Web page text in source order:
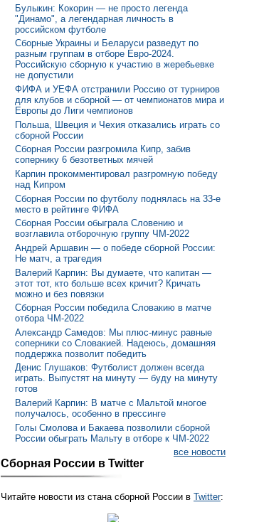
Булыкин: Кокорин — не просто легенда
"Динамо", а легендарная личность в
российском футболе
Сборные Украины и Беларуси разведут по
разным группам в отборе Евро-2024.
Российскую сборную к участию в жеребьевке
не допустили
ФИФА и УЕФА отстранили Россию от турниров
для клубов и сборной — от чемпионатов мира и
Европы до Лиги чемпионов
Польша, Швеция и Чехия отказались играть со
сборной России
Сборная России разгромила Кипр, забив
сопернику 6 безответных мячей
Карпин прокомментировал разгромную победу
над Кипром
Сборная России по футболу поднялась на 33-е
место в рейтинге ФИФА
Сборная России обыграла Словению и
возглавила отборочную группу ЧМ-2022
Андрей Аршавин — о победе сборной России:
Не матч, а трагедия
Валерий Карпин: Вы думаете, что капитан —
этот тот, кто больше всех кричит? Кричать
можно и без повязки
Сборная России победила Словакию в матче
отбора ЧМ-2022
Александр Самедов: Мы плюс-минус равные
соперники со Словакией. Надеюсь, домашняя
поддержка позволит победить
Денис Глушаков: Футболист должен всегда
играть. Выпустят на минуту — буду на минуту
готов
Валерий Карпин: В матче с Мальтой многое
получалось, особенно в прессинге
Голы Смолова и Бакаева позволили сборной
России обыграть Мальту в отборе к ЧМ-2022
все новости
Сборная России в Twitter
Читайте новости из стана сборной России в Twitter: